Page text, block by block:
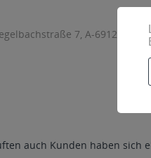
7, A-6912
auch Kunden haben sich